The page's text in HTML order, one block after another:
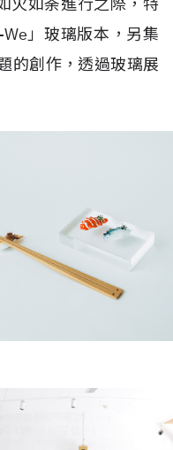
」玻璃版本，另集
的創作，透過玻璃展